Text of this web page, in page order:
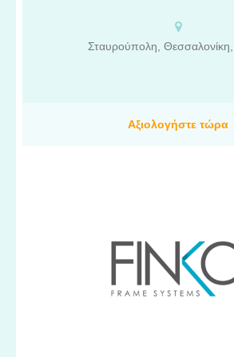
Μετακομίσεις σε όλη την Ελλάδα και
Σταυρούπολη,
Αξιολογήστε τώρα